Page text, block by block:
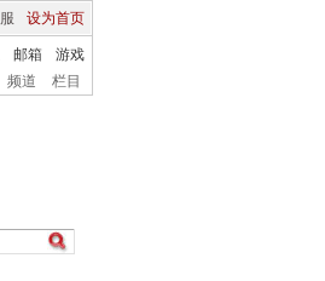
设为首页
邮箱
游戏
频道 栏目